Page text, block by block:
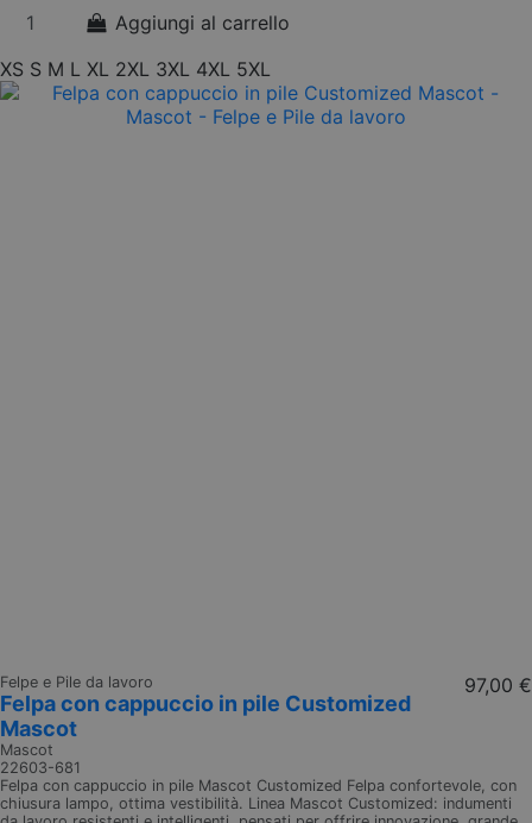
Aggiungi al carrello
XS S M L XL 2XL 3XL 4XL 5XL
Felpe e Pile da lavoro
Felpa con cappuccio in pile Customized
Mascot
Mascot
22603-681
97,00 €
Felpa con cappuccio in pile Mascot Customized Felpa confortevole, con
chiusura lampo, ottima vestibilità. Linea Mascot Customized: indumenti